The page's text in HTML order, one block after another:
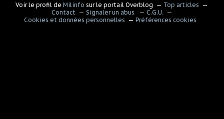
Voir le profil deMilinfo sur le portail Overblog
Top articles
Contact
Signaler un abus
C.G.U.
Cookies et données personnelles
Préférences cookies